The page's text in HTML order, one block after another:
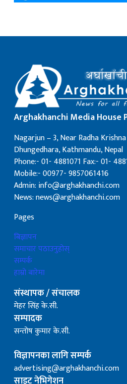
Arghakhanchi Media
Nagarjun – 3, Near Radha
Dhungedhara, Kathmandu, Nepal
Phone:- 01- 4881071 Fax:- 01-
Mobile:- 00977- 9857061416
Admin: info@arghakhanchi.com
News: news@arghakhanchi.com
Pages
बिज्ञापन
समाचार पठाउनुहोस्
सम्पर्क
हाम्रो बारेमा
संस्थापक / संचालक
मेहर सिंह के.सी.
सम्पादक
सन्तोष कुमार के.सी.
विज्ञापनका लागि सम्पर्क
advertising@arghakhanchi.com